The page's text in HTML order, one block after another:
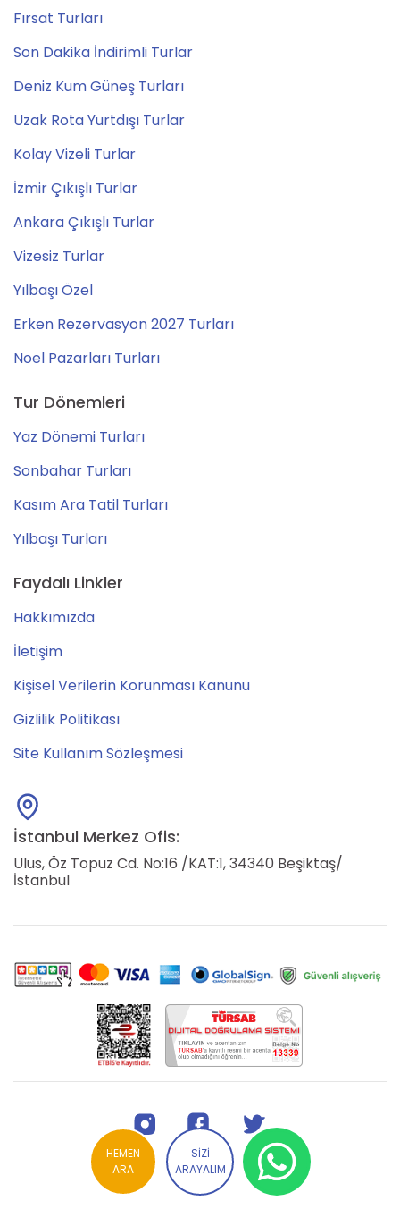
Fırsat Turları
Son Dakika İndirimli Turlar
Deniz Kum Güneş Turları
Uzak Rota Yurtdışı Turlar
Kolay Vizeli Turlar
İzmir Çıkışlı Turlar
Ankara Çıkışlı Turlar
Vizesiz Turlar
Yılbaşı Özel
Erken Rezervasyon 2027 Turları
Noel Pazarları Turları
Tur Dönemleri
Yaz Dönemi Turları
Sonbahar Turları
Kasım Ara Tatil Turları
Yılbaşı Turları
Faydalı Linkler
Hakkımızda
İletişim
Kişisel Verilerin Korunması Kanunu
Gizlilik Politikası
Site Kullanım Sözleşmesi
İstanbul Merkez Ofis:
Ulus, Öz Topuz Cd. No:16 /KAT:1, 34340 Beşiktaş/
İstanbul
HEMEN
ARA
SİZİ
ARAYALIM